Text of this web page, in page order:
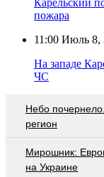
Карельский
пожара
11:00 Июль 8,
На западе
ЧС
Небо
регион
Мирошник:
на Украине